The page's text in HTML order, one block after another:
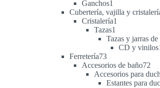
Ganchos1
producto
Cubertería, vajilla y
Cristalería1
Tazas1
producto
Tazas y jarras de
CD y vinilos
Ferretería7373
productos
Accesorios de baño72
Accesorios para
Estantes para